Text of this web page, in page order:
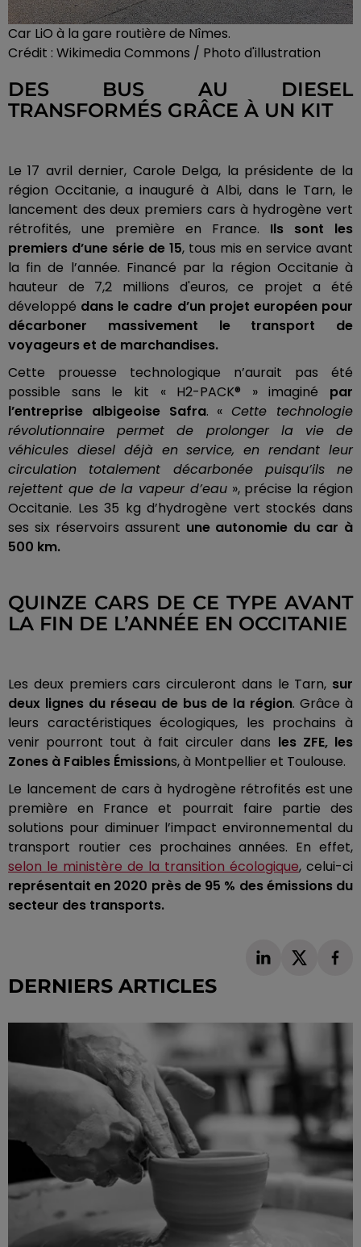
Car LiO à la gare routière de Nîmes.
Crédit : Wikimedia Commons / Photo d'illustration
DES BUS AU DIESEL
TRANSFORMÉS GRÂCE À UN KIT
Le 17 avril dernier, Carole Delga, la présidente de la
région Occitanie, a inauguré à Albi, dans le Tarn, le
lancement des deux premiers cars à hydrogène vert
rétrofités, une première en France. Ils sont les
premiers d’une série de 15, tous mis en service avant
la fin de l’année. Financé par la région Occitanie à
hauteur de 7,2 millions d'euros, ce projet a été
développé dans le cadre d’un projet européen pour
décarboner massivement le transport de
voyageurs et de marchandises.
Cette prouesse technologique n’aurait pas été
possible sans le kit « H2-PACK® » imaginé par
l’entreprise albigeoise Safra. «Cette technologie
révolutionnaire permet de prolonger la vie de
véhicules diesel déjà en service, en rendant leur
circulation totalement décarbonée puisqu’ils ne
rejettent que de la vapeur d’eau», précise la région
Occitanie. Les 35 kg d’hydrogène vert stockés dans
ses six réservoirs assurent une autonomie du car à
500 km.
QUINZE CARS DE CE TYPE AVANT
LA FIN DE L’ANNÉE EN OCCITANIE
Les deux premiers cars circuleront dans le Tarn, sur
deux lignes du réseau de bus de la région. Grâce à
leurs caractéristiques écologiques, les prochains à
venir pourront tout à fait circuler dans les ZFE, les
Zones à Faibles Émissions, à Montpellier et Toulouse.
Le lancement de cars à hydrogène rétrofités est une
première en France et pourrait faire partie des
solutions pour diminuer l’impact environnemental du
transport routier ces prochaines années. En effet,
selon le ministère de la transition écologique, celui-ci
représentait en 2020 près de 95 % des émissions du
secteur des transports.
DERNIERS ARTICLES